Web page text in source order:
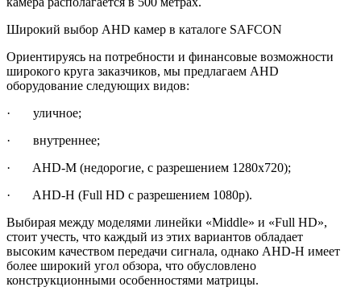
Широкий выбор AHD камер в каталоге SAFCON
Ориентируясь на потребности и финансовые возможности
широкого круга заказчиков, мы предлагаем AHD
оборудование следующих видов:
· уличное;
· внутреннее;
· AHD-M (недорогие, с разрешением 1280х720);
· AHD-H (Full HD с разрешением 1080р).
Выбирая между моделями линейки «Middle» и «Full HD»,
стоит учесть, что каждый из этих вариантов обладает
высоким качеством передачи сигнала, однако AHD-H имеет
более широкий угол обзора, что обусловлено
конструкционными особенностями матрицы.